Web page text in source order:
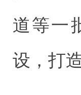
道等一
设，打